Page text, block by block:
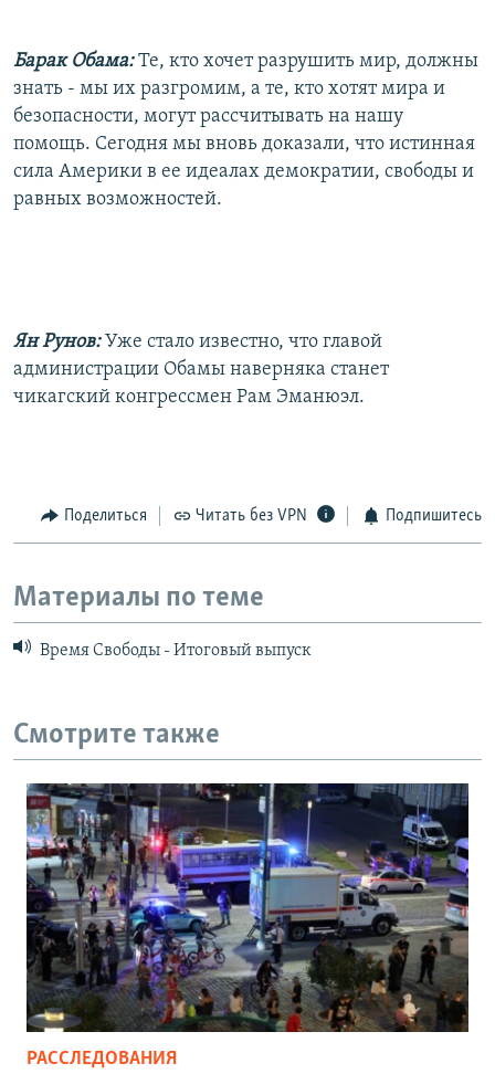
Барак Обама:Те, кто хочет разрушить мир, должны
знать - мы их разгромим, а те, кто хотят мира и
безопасности, могут рассчитывать на нашу
помощь. Сегодня мы вновь доказали, что истинная
сила Америки в ее идеалах демократии, свободы и
равных возможностей.
Ян Рунов:Уже стало известно, что главой
администрации Обамы наверняка станет
чикагский конгрессмен Рам Эманюэл.
Поделиться Читать без VPN Подпишитесь
Материалы по теме
Время Свободы - Итоговый выпуск
Смотрите также
РАССЛЕДОВАНИЯ